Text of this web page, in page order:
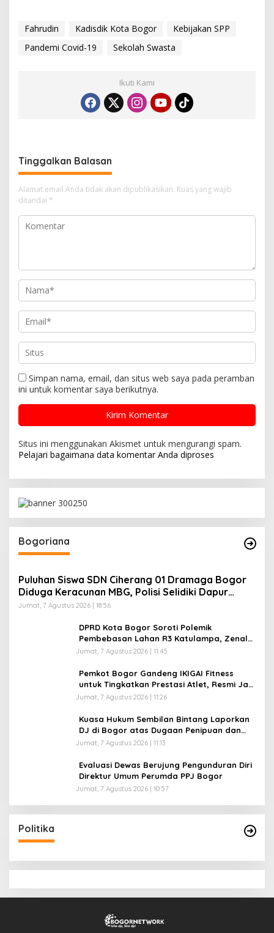
Fahrudin Kadisdik Kota Bogor
Kebijakan SPP
Pandemi Covid-19
Sekolah Swasta
Ikuti Kami
Tinggalkan Balasan
Alamat email Anda tidak akan dipublikasikan. Ruas yang wajib
ditandai *
Simpan nama, email, dan situs web saya pada peramban
ini untuk komentar saya berikutnya.
Situs ini menggunakan Akismet untuk mengurangi spam.
Pelajari bagaimana data komentar Anda diproses
Bogoriana
Puluhan Siswa SDN Ciherang 01 Dramaga Bogor
Diduga Keracunan MBG, Polisi Selidiki Dapur
SPPG
Jumat, 7 Agustus 2026 | 18:56
DPRD Kota Bogor Soroti Polemik
Pembebasan Lahan R3 Katulampa, Zenal
Abidin Minta Verifikasi Kepemilikan Diusut
Jumat, 7 Agustus 2026 | 11:45
Pemkot Bogor Gandeng IKIGAI Fitness
untuk Tingkatkan Prestasi Atlet, Resmi Jadi
Official Gym Partner
Jumat, 7 Agustus 2026 | 11:26
Kuasa Hukum Sembilan Bintang Laporkan
DJ di Bogor atas Dugaan Penipuan dan
Penggelapan Kamera Sewaan, Korban
Jumat, 7 Agustus 2026 | 11:13
Evaluasi Dewas Berujung Pengunduran Diri
Direktur Umum Perumda PPJ Bogor
Jumat, 7 Agustus 2026 | 10:57
Politika